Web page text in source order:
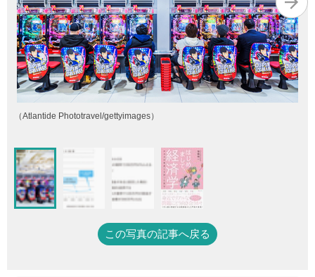
（Atlantide Phototravel/gettyimages）
この写真の記事へ戻る